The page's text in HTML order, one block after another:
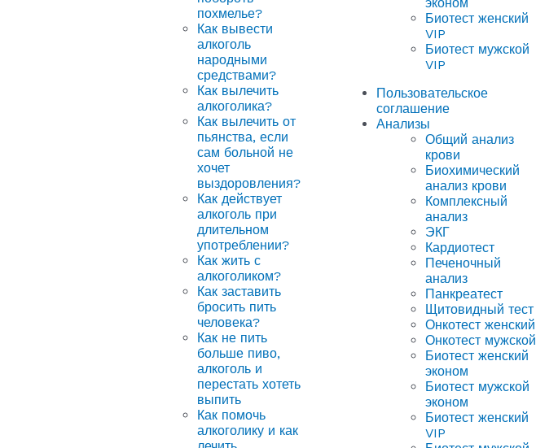
похмелье?
Как вывести
алкоголь
народными
средствами?
Как вылечить
алкоголика?
Как вылечить от
пьянства, если
сам больной не
хочет
выздоровления?
Как действует
алкоголь при
длительном
употреблении?
Как жить с
алкоголиком?
Как заставить
бросить пить
человека?
Как не пить
больше пиво,
алкоголь и
перестать хотеть
выпить
Как помочь
алкоголику и как
эконом
Биотест женский
VIP
Биотест мужской
VIP
Пользовательское
соглашение
Анализы
Общий анализ
крови
Биохимический
анализ крови
Комплексный
анализ
ЭКГ
Кардиотест
Печеночный
анализ
Панкреатест
Щитовидный тест
Онкотест женский
Онкотест мужской
Биотест женский
эконом
Биотест мужской
эконом
Биотест женский
VIP